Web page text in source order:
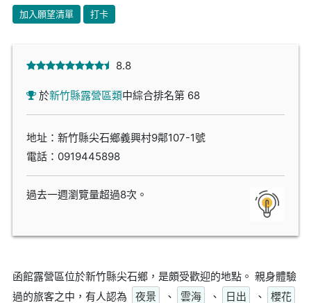
加入願望清單 打卡
8.8
於新竹縣露營區類中綜合排名第 68
地址：新竹縣尖石鄉義興村9鄰107-1號
電話： 0919445898
過去一週瀏覽量超過8次。
函館露營區位於新竹縣尖石鄉，是頗受歡迎的地點。 親身體驗
過的旅客之中，有人認為
夜景 、 雲海 、 日出 、
櫻花